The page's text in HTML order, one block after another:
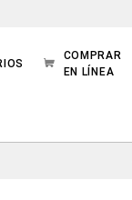
COMPRAR
EN LÍNEA